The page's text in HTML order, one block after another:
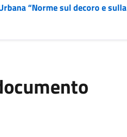
“Norme sul decoro e sulla